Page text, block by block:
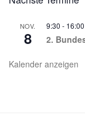
NOV.
8
9:30 - 16:00
2.
Kalender anzeigen